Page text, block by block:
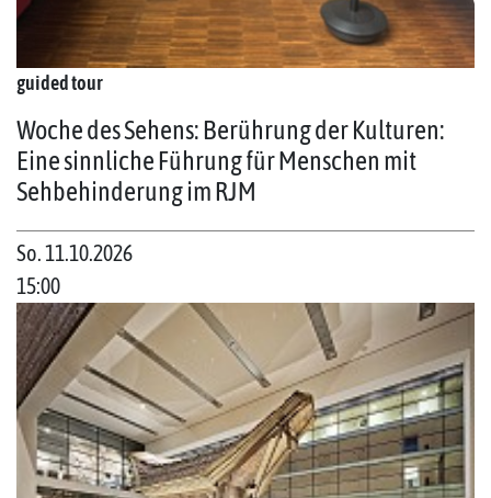
guided tour
Woche des Sehens: Berührung der Kulturen:
Eine sinnliche Führung für Menschen mit
Sehbehinderung im RJM
So. 11.10.2026
15:00